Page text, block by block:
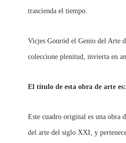
trascienda el tiempo.
Vicjes Gonród el Genio del Arte
coleccione plenitud, invierta en
El título de esta obra de arte
Este cuadro original es una obra
del arte del siglo XXI, y